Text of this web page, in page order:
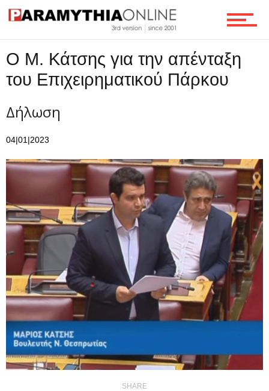
Επικοινωνία
O Μ. Κάτσης για την απένταξη
του Επιχειρηματικού Πάρκου
Δήλωση
04|01|2023
SHARE